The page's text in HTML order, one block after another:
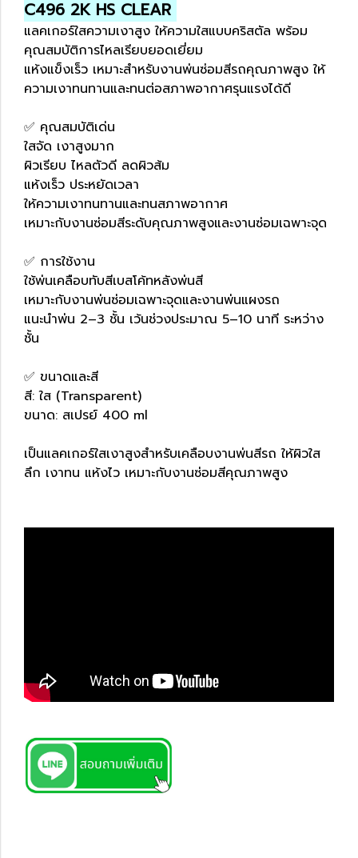
C496 2K HS CLEAR
แลคเกอร์ใสความเงาสูง ให้ความใสแบบคริสตัล พร้อม
คุณสมบัติการไหลเรียบยอดเยี่ยม
แห้งแข็งเร็ว เหมาะสำหรับงานพ่นซ่อมสีรถคุณภาพสูง ให้
ความเงาทนทานและทนต่อสภาพอากาศรุนแรงได้ดี
✅ คุณสมบัติเด่น
ใสจัด เงาสูงมาก
ผิวเรียบ ไหลตัวดี ลดผิวส้ม
แห้งเร็ว ประหยัดเวลา
ให้ความเงาทนทานและทนสภาพอากาศ
เหมาะกับงานซ่อมสีระดับคุณภาพสูงและงานซ่อมเฉพาะจุด
✅ การใช้งาน
ใช้พ่นเคลือบทับสีเบสโค้ทหลังพ่นสี
เหมาะกับงานพ่นซ่อมเฉพาะจุดและงานพ่นแผงรถ
แนะนำพ่น 2–3 ชั้น เว้นช่วงประมาณ 5–10 นาที ระหว่าง
ชั้น
✅ ขนาดและสี
สี: ใส (Transparent)
ขนาด: สเปรย์ 400 ml
เป็นแลคเกอร์ใสเงาสูงสำหรับเคลือบงานพ่นสีรถ ให้ผิวใส
ลึก เงาทน แห้งไว เหมาะกับงานซ่อมสีคุณภาพสูง